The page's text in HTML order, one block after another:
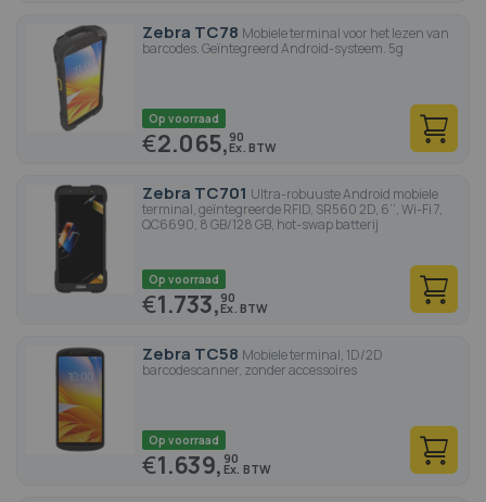
Zebra TC78 Mobiele terminal voor het lezen van
barcodes. Geïntegreerd Android-systeem. 5g
Op voorraad
€2.065,90
Zebra TC701 Ultra-robuuste Android mobiele
terminal, geïntegreerde RFID, SR560 2D, 6’’, Wi-Fi 7,
QC6690, 8 GB/128 GB, hot-swap batterij
Op voorraad
€1.733,90
Zebra TC58 Mobiele terminal, 1D/2D
barcodescanner, zonder accessoires
Op voorraad
€1.639, 90